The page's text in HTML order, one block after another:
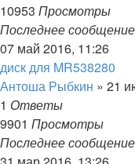
10953 Просмотры
Последнее сообщение
07 май 2016, 11:26
диск для MR538280
Антоша Рыбкин » 21
1 Ответы
9901 Просмотры
Последнее сообщение